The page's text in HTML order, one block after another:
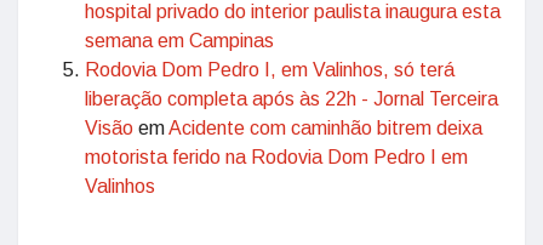
hospital privado do interior paulista inaugura esta
semana em Campinas
Rodovia Dom Pedro I, em Valinhos, só terá
liberação completa após às 22h - Jornal Terceira
Visão emAcidente com caminhão bitrem deixa
motorista ferido na Rodovia Dom Pedro I em
Valinhos